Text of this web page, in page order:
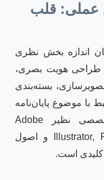
عملی: قلب
اندازه بخش نظری
طراحی هویت بصری،
بسته‌بندی
با موضوع پایان‌نامه
است. استفاده از نرم‌افزارهای تخصصی نظیر Adobe
Illustrator, Photoshop, InDesign, After Effects و اصول
کلیدی است.